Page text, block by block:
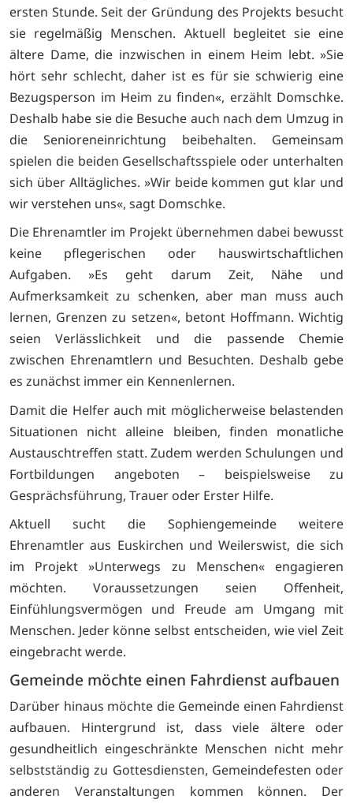
ersten Stunde. Seit der Gründung des Projekts besucht
sie regelmäßig Menschen. Aktuell begleitet sie eine
ältere Dame, die inzwischen in einem Heim lebt. »Sie
hört sehr schlecht, daher ist es für sie schwierig eine
Bezugsperson im Heim zu finden«, erzählt Domschke.
Deshalb habe sie die Besuche auch nach dem Umzug in
die Senioreneinrichtung beibehalten. Gemeinsam
spielen die beiden Gesellschaftsspiele oder unterhalten
sich über Alltägliches. »Wir beide kommen gut klar und
wir verstehen uns«, sagt Domschke.
Die Ehrenamtler im Projekt übernehmen dabei bewusst
keine pflegerischen oder hauswirtschaftlichen
Aufgaben. »Es geht darum Zeit, Nähe und
Aufmerksamkeit zu schenken, aber man muss auch
lernen, Grenzen zu setzen«, betont Hoffmann. Wichtig
seien Verlässlichkeit und die passende Chemie
zwischen Ehrenamtlern und Besuchten. Deshalb gebe
es zunächst immer ein Kennenlernen.
Damit die Helfer auch mit möglicherweise belastenden
Situationen nicht alleine bleiben, finden monatliche
Austauschtreffen statt. Zudem werden Schulungen und
Fortbildungen angeboten – beispielsweise zu
Gesprächsführung, Trauer oder Erster Hilfe.
Aktuell sucht die Sophiengemeinde weitere
Ehrenamtler aus Euskirchen und Weilerswist, die sich
im Projekt »Unterwegs zu Menschen« engagieren
möchten. Voraussetzungen seien Offenheit,
Einfühlungsvermögen und Freude am Umgang mit
Menschen. Jeder könne selbst entscheiden, wie viel Zeit
eingebracht werde.
Gemeinde möchte einen Fahrdienst aufbauen
Darüber hinaus möchte die Gemeinde einen Fahrdienst
aufbauen. Hintergrund ist, dass viele ältere oder
gesundheitlich eingeschränkte Menschen nicht mehr
selbstständig zu Gottesdiensten, Gemeindefesten oder
anderen Veranstaltungen kommen können. Der